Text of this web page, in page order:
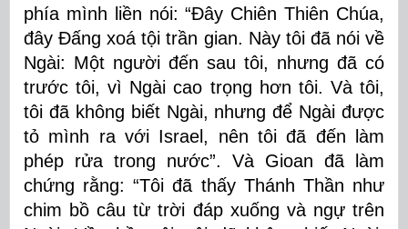
phía mình liền nói: “Ðây Chiên Thiên Chúa,
đây Ðấng xoá tội trần gian. Này tôi đã nói về
Ngài: Một người đến sau tôi, nhưng đã có
trước tôi, vì Ngài cao trọng hơn tôi. Và tôi,
tôi đã không biết Ngài, nhưng để Ngài được
tỏ mình ra với Israel, nên tôi đã đến làm
phép rửa trong nước”. Và Gioan đã làm
chứng rằng: “Tôi đã thấy Thánh Thần như
chim bồ câu từ trời đáp xuống và ngự trên